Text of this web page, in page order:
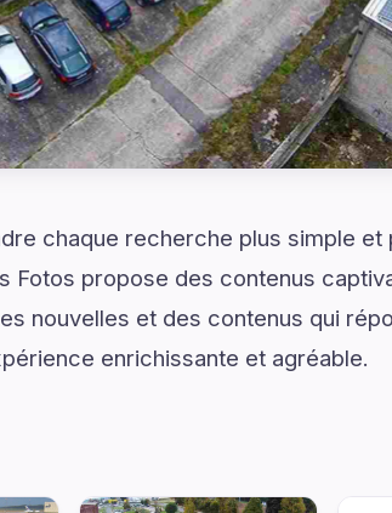
chaque recherche plus simple et
Fotos propose des contenus
nouvelles et des contenus qui
enrichissante et agréable.